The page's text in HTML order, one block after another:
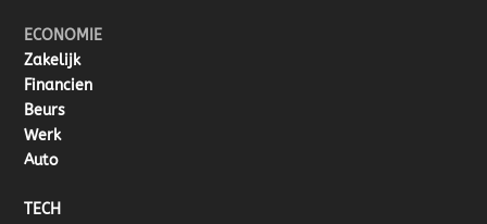
ECONOMIE
Zakelijk
Financien
Beurs
Werk
Auto
TECH